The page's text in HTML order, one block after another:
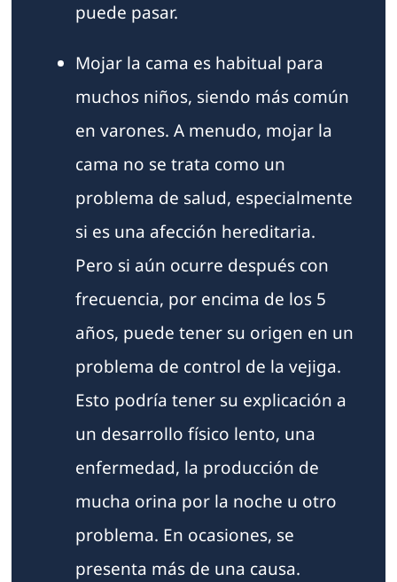
puede pasar.
Mojar la cama es habitual para
muchos niños, siendo más común
en varones. A menudo, mojar la
cama no se trata como un
problema de salud, especialmente
si es una afección hereditaria.
Pero si aún ocurre después con
frecuencia, por encima de los 5
años, puede tener su origen en un
problema de control de la vejiga.
Esto podría tener su explicación a
un desarrollo físico lento, una
enfermedad, la producción de
mucha orina por la noche u otro
problema. En ocasiones, se
presenta más de una causa.